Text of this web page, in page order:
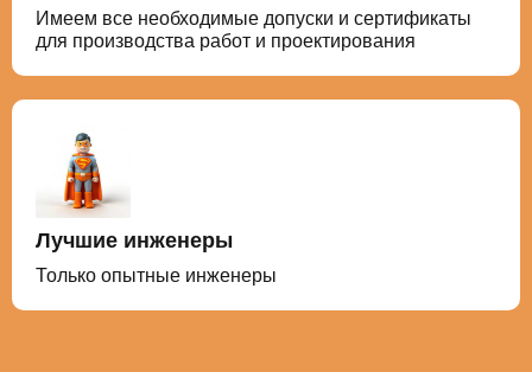
Имеем все необходимые допуски и сертификаты
для производства работ и проектирования
Лучшие инженеры
Только опытные инженеры